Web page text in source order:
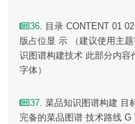
36. 目录 CONTENT 01
版占位显 示 （建议使用主
识图谱构建技术 此部分内容
字体）
37. 菜品知识图谱构建 目
完备的菜品图谱 技术路线